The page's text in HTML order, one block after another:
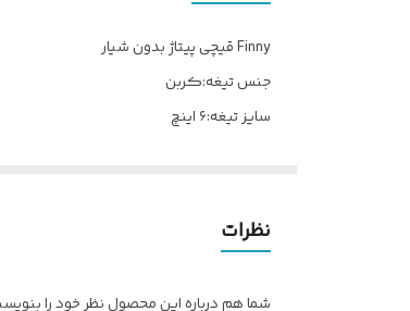
Finny قيچى پیتاژ بدون شيار
جنس تيغه:كربن
سايز تيغه:٦ اینچ
کنید ________ تهران ________ ٠٩١٢۹۵۸۷۵۸۸ ________ @prb.ir #قيچى اصلاح#هيركات_فشن
نظرات
شما هم درباره این محصول نظر خود را